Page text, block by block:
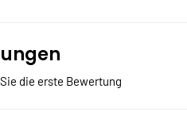
die erste Bewertung